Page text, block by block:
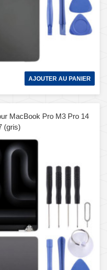
AJOUTER AU PANIER
MacBook Pro M3 Pro 14
(gris)